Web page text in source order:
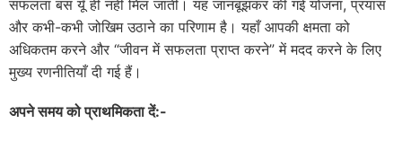
सफलता बस यूँ ही नहीं मिल जाती। यह जानबूझकर की गई योजना, प्रयास
और कभी-कभी जोखिम उठाने का परिणाम है। यहाँ आपकी क्षमता को
अधिकतम करने और “जीवन में सफलता प्राप्त करने” में मदद करने के लिए
मुख्य रणनीतियाँ दी गई हैं।
अपने समय को प्राथमिकता दें:-